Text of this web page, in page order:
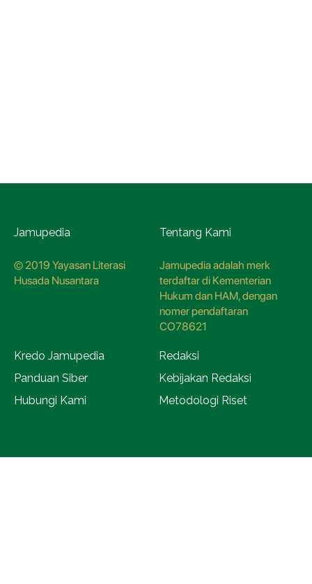
Jamupedia
© 2019 Yayasan Literasi
Husada Nusantara
Tentang Kami
Jamupedia adalah merk
terdaftar di Kementerian
Hukum dan HAM, dengan
nomer pendaftaran
CO78621
Kredo Jamupedia
Redaksi
Panduan Siber
Kebijakan Redaksi
Hubungi Kami
Metodologi Riset